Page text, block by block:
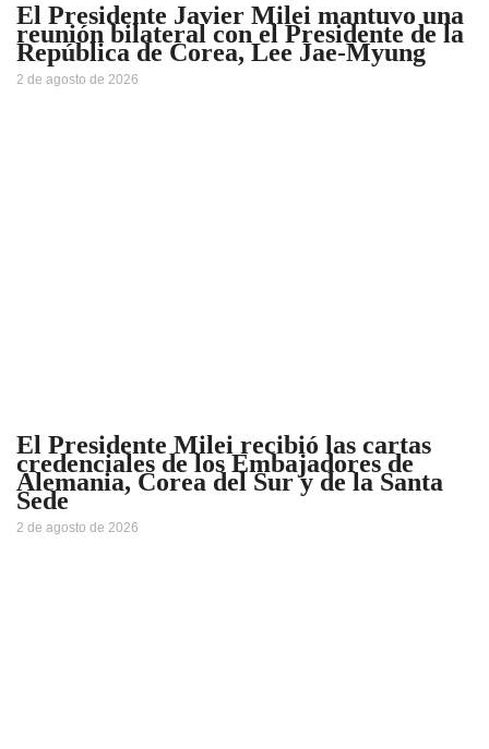
El Presidente Javier Milei mantuvo una
reunión bilateral con el Presidente de la
República de Corea, Lee Jae-Myung
2 de agosto de 2026
El Presidente Milei recibió las cartas
credenciales de los Embajadores de
Alemania, Corea del Sur y de la Santa
Sede
2 de agosto de 2026